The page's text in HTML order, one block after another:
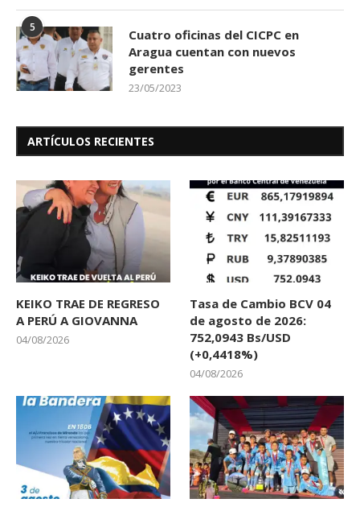
5
Cuatro oficinas del CICPC en
Aragua cuentan con nuevos
gerentes
23/05/2023
ARTÍCULOS RECIENTES
KEIKO TRAE DE REGRESO
A PERÚ A GIOVANNA
04/08/2026
Tasa de Cambio BCV 04
de agosto de 2026:
752,0943 Bs/USD
(+0,4418%)
04/08/2026